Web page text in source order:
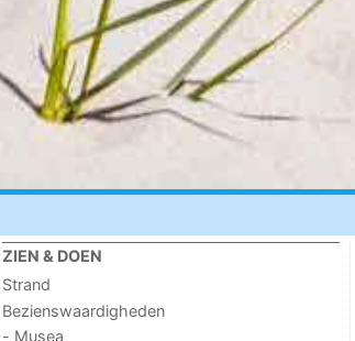
ZIEN & DOEN
Strand
Bezienswaardigheden
- Musea